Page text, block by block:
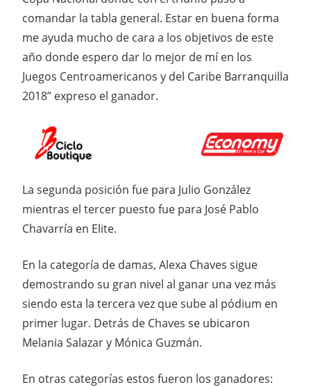
comandar la tabla general. Estar en buena forma
me ayuda mucho de cara a los objetivos de este
año donde espero dar lo mejor de mí en los
Juegos Centroamericanos y del Caribe Barranquilla
2018” expreso el ganador.
La segunda posición fue para Julio González
mientras el tercer puesto fue para José Pablo
Chavarría en Elite.
En la categoría de damas, Alexa Chaves sigue
demostrando su gran nivel al ganar una vez más
siendo esta la tercera vez que sube al pódium en
primer lugar. Detrás de Chaves se ubicaron
Melania Salazar y Mónica Guzmán.
En otras categorías estos fueron los ganadores: